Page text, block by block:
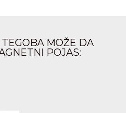
MOŽE DA
POJAS: